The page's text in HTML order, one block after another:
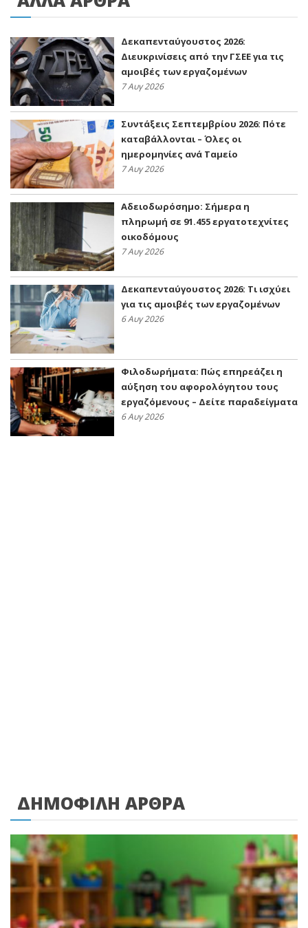
Δεκαπενταύγουστος 2026:
Διευκρινίσεις από την ΓΣΕΕ για τις
αμοιβές των εργαζομένων
7 Αυγ 2026
Συντάξεις Σεπτεμβρίου 2026: Πότε
καταβάλλονται – Όλες οι
ημερομηνίες ανά Ταμείο
7 Αυγ 2026
Αδειοδωρόσημο: Σήμερα η
πληρωμή σε 91.455 εργατοτεχνίτες
οικοδόμους
7 Αυγ 2026
Δεκαπενταύγουστος 2026: Τι ισχύει
για τις αμοιβές των εργαζομένων
6 Αυγ 2026
Φιλοδωρήματα: Πώς επηρεάζει η
αύξηση του αφορολόγητου τους
εργαζόμενους – Δείτε παραδείγματα
6 Αυγ 2026
ΔΗΜΟΦΙΛΗ ΑΡΘΡΑ